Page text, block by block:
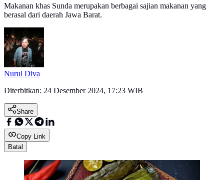
Makanan khas Sunda merupakan berbagai sajian makanan yang
berasal dari daerah Jawa Barat.
Nurul Diva
Diterbitkan: 24 Desember 2024, 17:23 WIB
Share
Copy Link
Batal